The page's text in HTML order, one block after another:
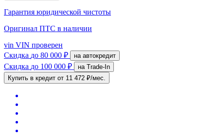
Гарантия юридической чистоты
Оригинал ПТС в наличии
vin VIN проверен
Скидка до 80 000 ₽ на автокредит
Скидка до 100 000 ₽
на Trade-In
Купить в кредит от 11 472 ₽/мес.